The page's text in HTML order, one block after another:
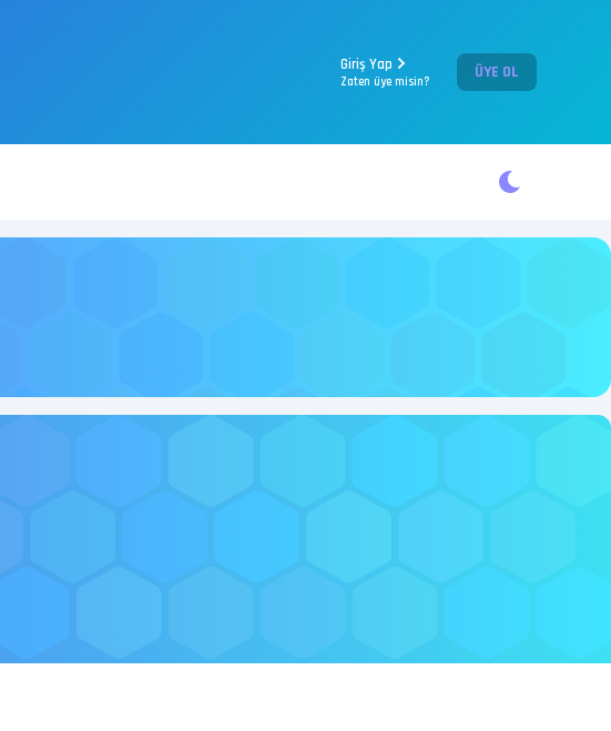
Giriş Yap
Zaten üye misin? ÜYE OL